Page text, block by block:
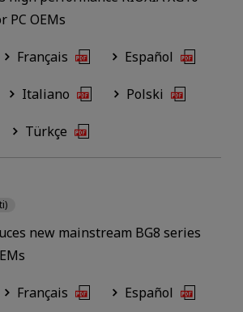
PC OEMs
Français Español
Italiano Polski
Türkçe
new mainstream BG8 series
Français Español